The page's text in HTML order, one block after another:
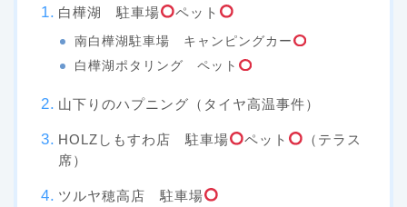
白樺湖 駐車場 ペット
南白樺湖駐車場 キャンピングカー
白樺湖ポタリング ペット
山下りのハプニング（タイヤ高温事件）
HOLZしもすわ店 駐車場 ペット
（テラス
席）
ツルヤ穂高店 駐車場